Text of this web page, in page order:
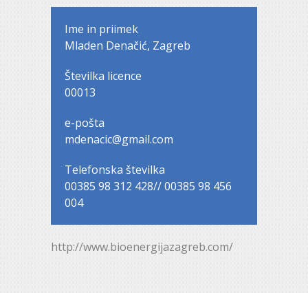
Ime in priimek
Mladen Denačić, Zagreb
Številka licence
00013
e-pošta
mdenacic@gmail.com
Telefonska številka
00385 98 312 428// 00385 98 456
004
http://www.bioenergijazagreb.com/